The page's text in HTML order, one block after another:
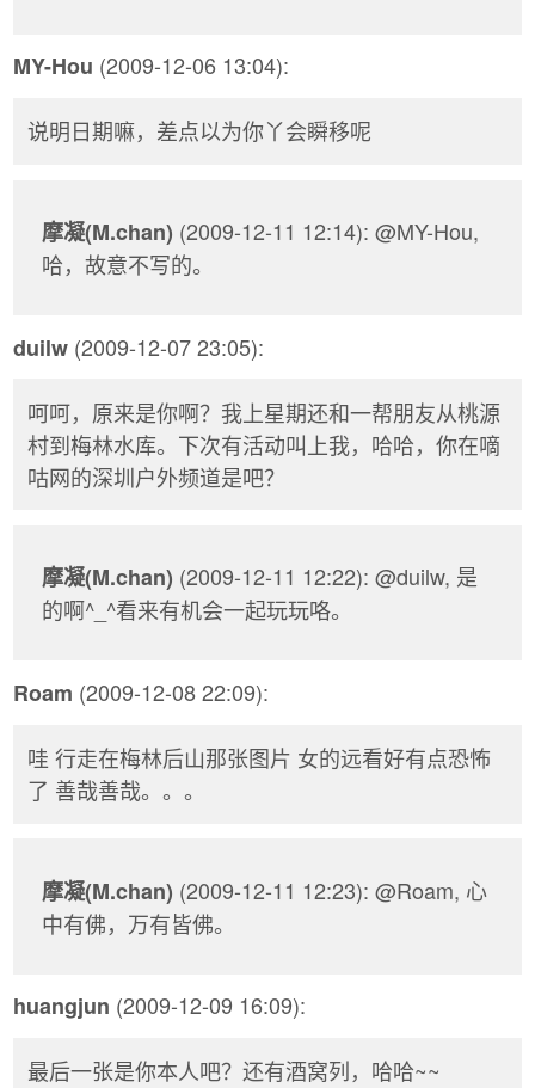
MY-Hou (2009-12-06 13:04):
说明日期嘛，差点以为你丫会瞬移呢
摩凝(M.chan) (2009-12-11 12:14): @MY-Hou,
哈，故意不写的。
duilw (2009-12-07 23:05):
呵呵，原来是你啊？我上星期还和一帮朋友从桃源
村到梅林水库。下次有活动叫上我，哈哈，你在嘀
咕网的深圳户外频道是吧？
摩凝(M.chan) (2009-12-11 12:22): @duilw, 是
的啊^_^看来有机会一起玩玩咯。
Roam (2009-12-08 22:09):
哇 行走在梅林后山那张图片 女的远看好有点恐怖
了 善哉善哉。。。
摩凝(M.chan) (2009-12-11 12:23): @Roam, 心
中有佛，万有皆佛。
huangjun (2009-12-09 16:09):
最后一张是你本人吧？还有酒窝列，哈哈~~